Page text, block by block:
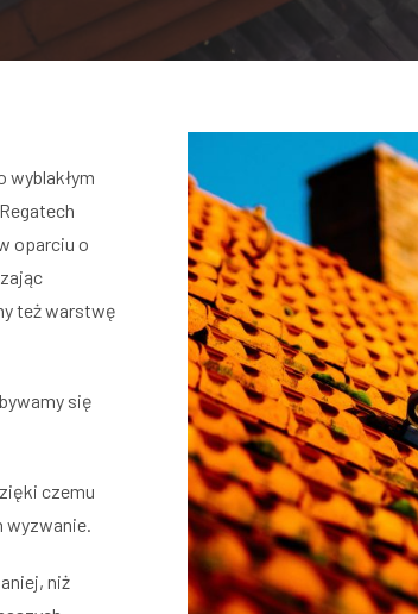
wyblakłym
oparciu o
też warstwę
się
czemu
wyzwanie.
niż